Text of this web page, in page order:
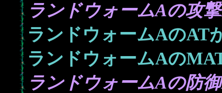
ランドウォームAの攻
ランドウォームAのAT
ランドウォームAの
ランドウォームAの防